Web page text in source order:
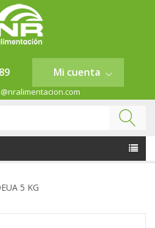
Mi cuenta
5 KG